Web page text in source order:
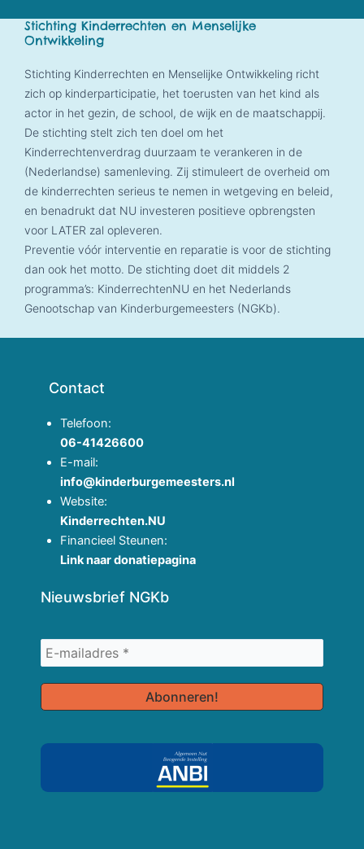
Stichting Kinderrechten en Menselijke
Ontwikkeling
Stichting Kinderrechten en Menselijke Ontwikkeling richt
zich op kinderparticipatie, het toerusten van het kind als
actor in het gezin, de school, de wijk en de maatschappij.
De stichting stelt zich ten doel om het
Kinderrechtenverdrag duurzaam te verankeren in de
(Nederlandse) samenleving. Zij stimuleert de overheid om
de kinderrechten serieus te nemen in wetgeving en beleid,
en benadrukt dat NU investeren positieve opbrengsten
voor LATER zal opleveren.
Preventie vóór interventie en reparatie is voor de stichting
dan ook het motto. De stichting doet dit middels 2
programma’s: KinderrechtenNU en het Nederlands
Genootschap van Kinderburgemeesters (NGKb).
Contact
Telefoon:
06-41426600
E-mail:
info@kinderburgemeesters.nl
Website:
Kinderrechten.NU
Financieel Steunen:
Link naar donatiepagina
Nieuwsbrief NGKb